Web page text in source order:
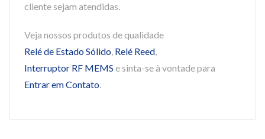
cliente sejam atendidas.
Veja nossos produtos de qualidade
Relé de Estado Sólido, Relé Reed,
Interruptor RF MEMS e sinta-se à vontade para
Entrar em Contato.